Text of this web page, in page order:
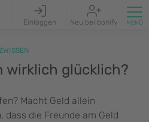
Einloggen Neu bei bonify
wirklich glücklich?
Macht Geld allein
dass die Freunde am Geld